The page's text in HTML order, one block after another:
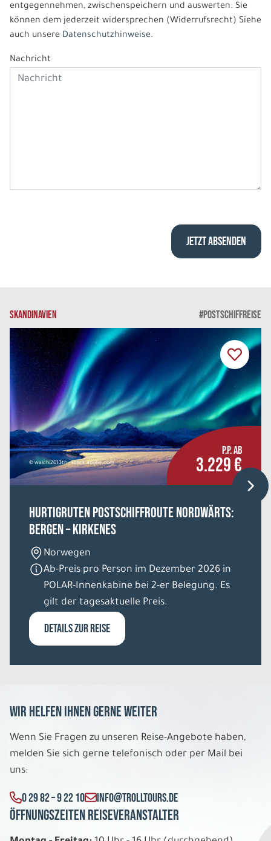
entgegennehmen, zwischenspeichern und auswerten. Sie
können dem jederzeit widersprechen (Widerrufsrecht) Siehe
auch unsere Datenschutzhinweise.
Nachricht
SKANDINAVIEN #POSTSCHIFFREISE
© waichi2013th - stock.adobe.com
P.P. AB
3.229 €
HURTIGRUTEN Postschiffroute nordwärts:
Bergen – Kirkenes
Norwegen
Ab-Preis pro Person im Dezember 2026 in
POLAR-Innenkabine bei 2-er Belegung. Es
gilt der tagesaktuelle Preis.
DETAILS ZUR REISE
Wir helfen Ihnen gerne weiter
Wenn Sie Fragen zu unseren Reise-Angebote haben,
melden Sie sich gerne telefonisch oder per Mail bei
uns:
0 29 82 – 9 22 10 INFO@TROLLTOURS.DE
Öffnungszeiten Reiseveranstalter